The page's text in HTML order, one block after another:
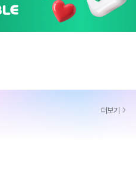
더보기